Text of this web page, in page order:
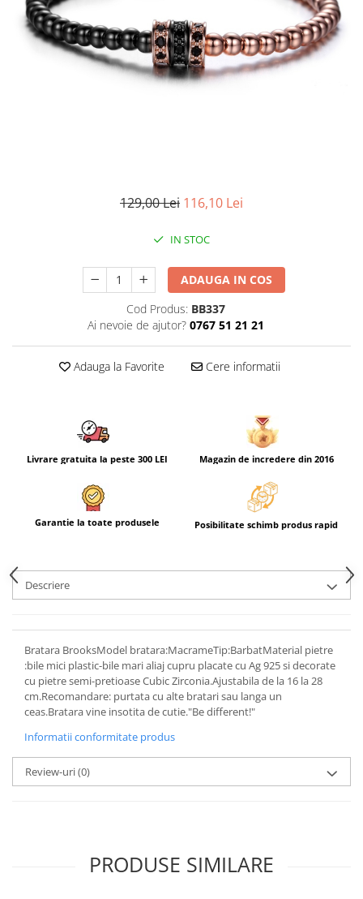
CERCEI
CEASURI DAMA
129,00 Lei 116,10 Lei
IN STOC
ADAUGA IN COS
Cod Produs: BB337
Ai nevoie de ajutor? 0767 51 21 21
Adauga la Favorite Cere informatii
Livrare gratuita la peste 300 LEI Magazin de incredere din 2016
Garantie la toate produsele Posibilitate schimb produs rapid
Descriere
Bratara BrooksModel bratara:MacrameTip:BarbatMaterial pietre
:bile mici plastic-bile mari aliaj cupru placate cu Ag 925 si decorate
cu pietre semi-pretioase Cubic Zirconia.Ajustabila de la 16 la 28
cm.Recomandare: purtata cu alte bratari sau langa un
ceas.Bratara vine insotita de cutie."Be different!"
Informatii conformitate produs
Review-uri(0)
PRODUSE SIMILARE